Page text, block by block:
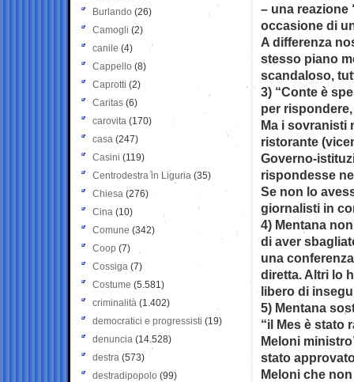
– una reazione
occasione di
A differenza
stesso piano
scandaloso,
3) “Conte è
per
Ma i sovranisti
ristorante
Governo-
rispondesse
Se non lo
giornalisti in
4) Mentana
di aver
una
diretta. Altri lo
libero di
5) Mentana
“il Mes è stato
Meloni
stato
Meloni che non
Burlando (26)
Camogli (2)
canile (4)
Cappello (8)
Caprotti (2)
Caritas (6)
carovita (170)
casa (247)
Casini (119)
Centrodestra in Liguria (35)
Chiesa (276)
Cina (10)
Comune (342)
Coop (7)
Cossiga (7)
Costume (5.581)
criminalità (1.402)
democratici e progressisti (19)
denuncia (14.528)
destra (573)
destradipopolo (99)